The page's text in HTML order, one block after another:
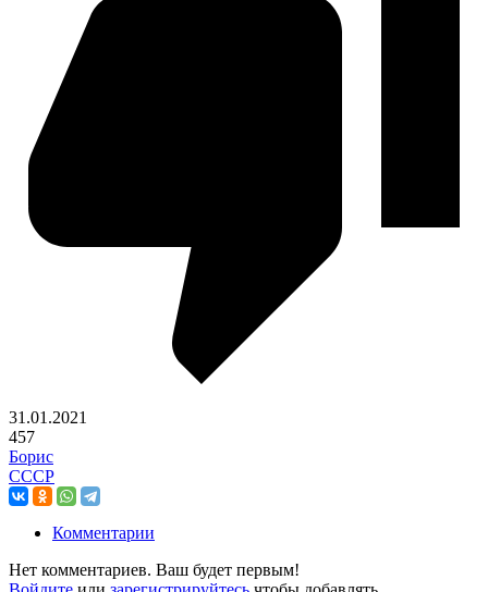
31.01.2021
457
Борис
СССР
Комментарии
Нет комментариев. Ваш будет первым!